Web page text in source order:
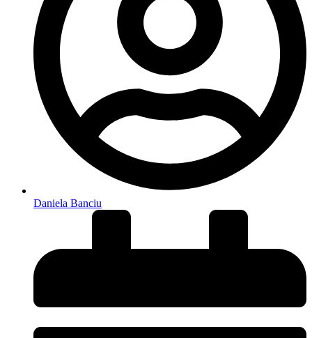
Daniela Banciu